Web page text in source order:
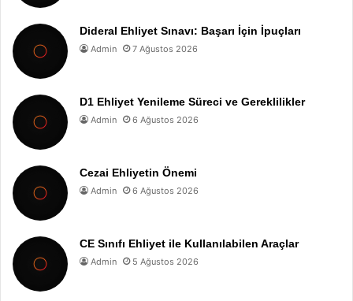
Dideral Ehliyet Sınavı: Başarı İçin İpuçları
Admin 7 Ağustos 2026
D1 Ehliyet Yenileme Süreci ve Gereklilikler
Admin 6 Ağustos 2026
Cezai Ehliyetin Önemi
Admin 6 Ağustos 2026
CE Sınıfı Ehliyet ile Kullanılabilen Araçlar
Admin 5 Ağustos 2026